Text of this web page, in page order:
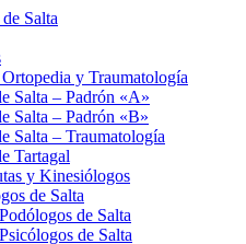
Salta
y Traumatología
Salta – Padrón «A»
Salta – Padrón «B»
Salta – Traumatología
Tartagal
y Kinesiólogos
de Salta
de Salta
de Salta